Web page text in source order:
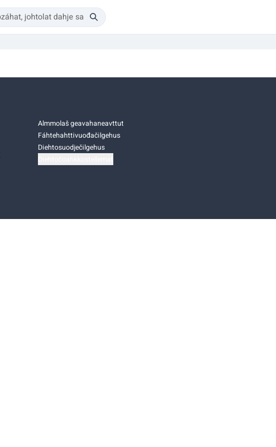
Almmolaš geavahaneavttut
Fáhtehahttivuođačilgehus
Diehtosuodječilgehus